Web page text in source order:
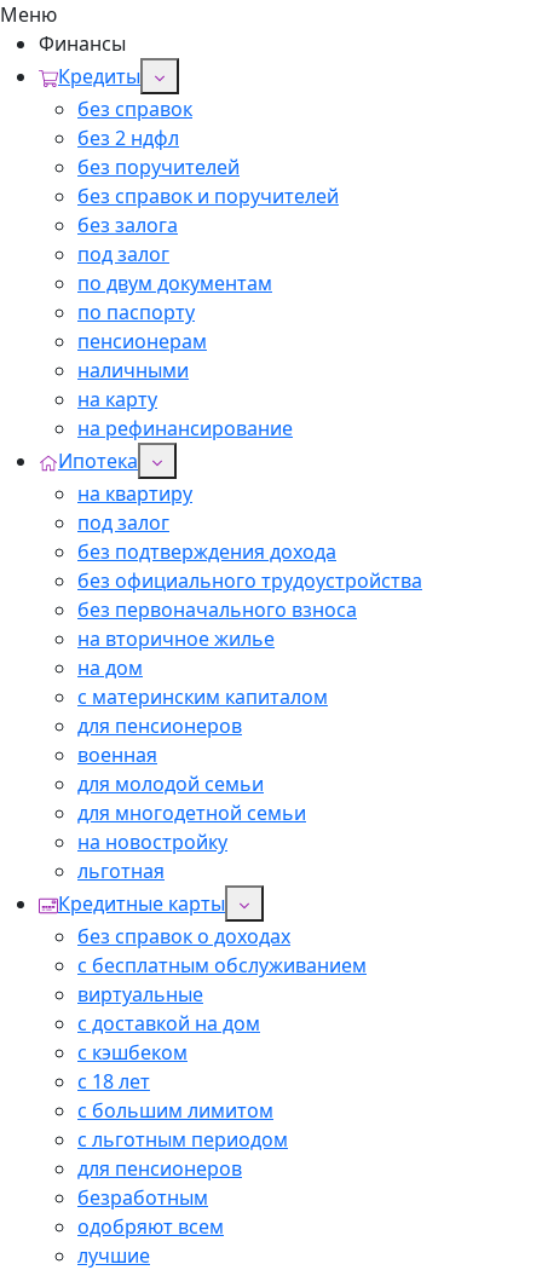
Меню
Финансы
Кредиты
без справок
без 2 ндфл
без поручителей
без справок и поручителей
без залога
под залог
по двум документам
по паспорту
пенсионерам
наличными
на карту
на рефинансирование
Ипотека
на квартиру
под залог
без подтверждения дохода
без официального трудоустройства
без первоначального взноса
на вторичное жилье
на дом
с материнским капиталом
для пенсионеров
военная
для молодой семьи
для многодетной семьи
на новостройку
льготная
Кредитные карты
без справок о доходах
с бесплатным обслуживанием
виртуальные
с доставкой на дом
с кэшбеком
с 18 лет
с большим лимитом
с льготным периодом
для пенсионеров
безработным
одобряют всем
лучшие